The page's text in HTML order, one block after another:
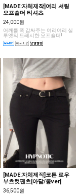
[MADE:자체제작]여리 셔링
오프숄더 티셔츠
24,000원
어깨를 폭 감싸주는 여리여리 실
루엣의 드레시한 오프숄더!
[MADE:자체제작]코튼 로우
부츠컷팬츠[아담/롱ver]
36,500원